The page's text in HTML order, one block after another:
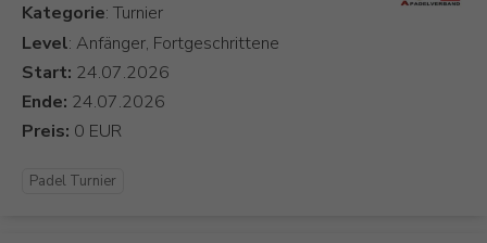
Kategorie
Level: Anfänger, Fortgeschrittene
Start:
Ende:
Preis:
Padel Turnier